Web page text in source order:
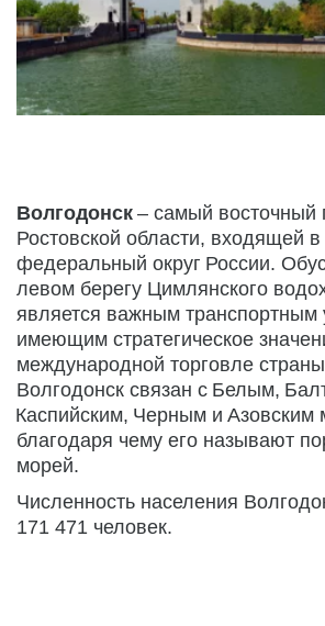
Волгодонск – самый восточный
Ростовской области, входящей
федеральный округ России.
левом берегу Цимлянского
является важным транспортным
имеющим стратегическое
международной торговле
Волгодонск связан с Белым,
Каспийским, Черным и Азовским
благодаря чему его называют
морей.
Численность населения
171 471 человек.